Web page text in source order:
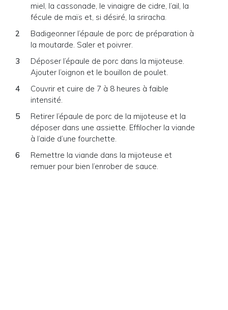
miel, la cassonade, le vinaigre de cidre, l’ail, la
fécule de maïs et, si désiré, la sriracha.
Badigeonner l’épaule de porc de préparation à
la moutarde. Saler et poivrer.
Déposer l’épaule de porc dans la mijoteuse.
Ajouter l’oignon et le bouillon de poulet.
Couvrir et cuire de 7 à 8 heures à faible
intensité.
Retirer l’épaule de porc de la mijoteuse et la
déposer dans une assiette. Effilocher la viande
à l’aide d’une fourchette.
Remettre la viande dans la mijoteuse et
remuer pour bien l’enrober de sauce.